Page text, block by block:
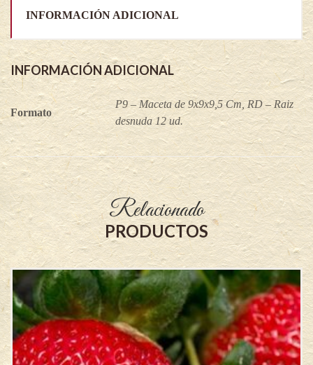
INFORMACIÓN ADICIONAL
INFORMACIÓN ADICIONAL
Formato
P9 – Maceta de 9x9x9,5 Cm, RD – Raiz
desnuda 12 ud.
Relacionado
PRODUCTOS